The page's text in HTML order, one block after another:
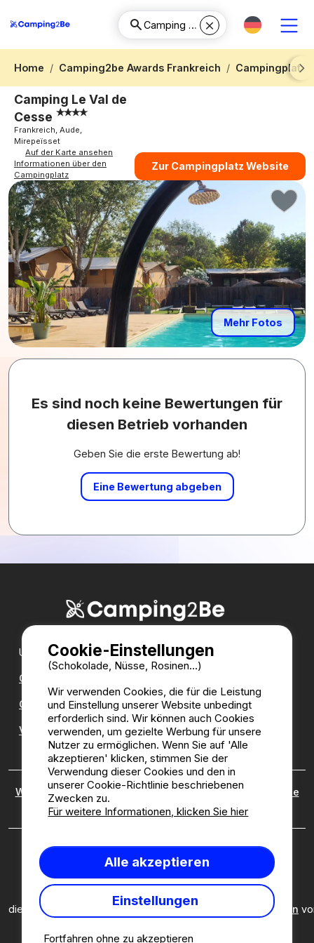
Home Camping2be Awards Frankreich
Campingplatz
Next
Camping Le Val de
Cesse
Frankreich, Aude,
Mirepeïsset
Auf der Karte ansehen
Informationen über den
Campingplatz
Zur Campingplatz Website
Mehr Fotos
Es sind noch keine Bewertungen für
diesen Betrieb vorhanden
Geben Sie die erste Bewertung ab!
Eine Bewertung abgeben
Unsere Partner:
CampingDirect
CampingStreetView
Verzeichnis der Campingplätze
Wer sind wir? |Rechtliche Hinweise|Cookies
Richtlinie
zu kundenbewertungen
Camping2be.com ©2026 Camping2Be, alle Rechte
vorbehalten. Alle Medien und Bilder sind Eigentum ihrer
jeweiligen Besitzer.
Diese Seite ist durch reCAPTCHA geschützt; es gelten
die
DatenschutzbestimmungenundNutzungsbedingungen
Fortfahren ohne zu akzeptieren
Cookie-Einstellungen
(Schokolade, Nüsse, Rosinen...)
Wir verwenden Cookies, die für die Leistung
und Einstellung unserer Website unbedingt
erforderlich sind. Wir können auch Cookies
verwenden, um gezielte Werbung für unsere
Nutzer zu ermöglichen. Wenn Sie auf 'Alle
akzeptieren' klicken, stimmen Sie der
Verwendung dieser Cookies und den in
unserer Cookie-Richtlinie beschriebenen
Zwecken zu.
Für weitere Informationen, klicken Sie hier
Alle akzeptieren
Einstellungen